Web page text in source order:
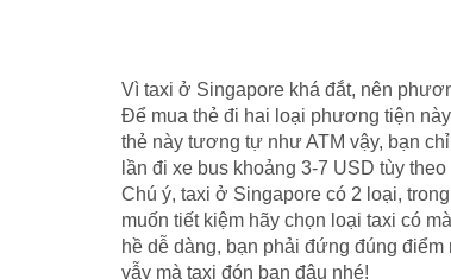
Vì taxi ở Singapore khá đắt, nên
Để mua thẻ đi hai loại phương tiện
thẻ này tương tự như ATM vậy, bạn
lần đi xe bus khoảng 3-7 USD tùy
Chú ý, taxi ở Singapore có 2 loại,
muốn tiết kiệm hãy chọn loại taxi có
hề dễ dàng, bạn phải đứng đúng
vẫy mà taxi đón bạn đâu nhé!